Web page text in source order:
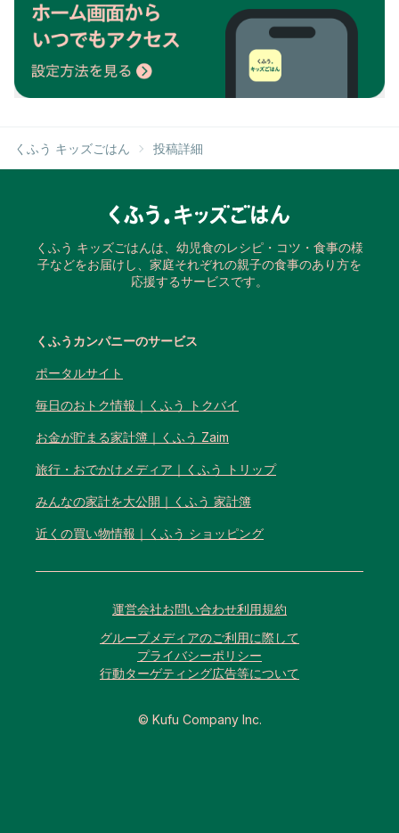
くふう キッズごはん 投稿詳細
くふう キッズごはんは、幼児食のレシピ・コツ・食事の様
子などをお届けし、家庭それぞれの親子の食事のあり方を
応援するサービスです。
くふうカンパニーのサービス
ポータルサイト
毎日のおトク情報｜くふう トクバイ
お金が貯まる家計簿｜くふう Zaim
旅行・おでかけメディア｜くふう トリップ
みんなの家計を大公開｜くふう 家計簿
近くの買い物情報｜くふう ショッピング
運営会社お問い合わせ利用規約
グループメディアのご利用に際して
プライバシーポリシー
行動ターゲティング広告等について
© Kufu Company Inc.